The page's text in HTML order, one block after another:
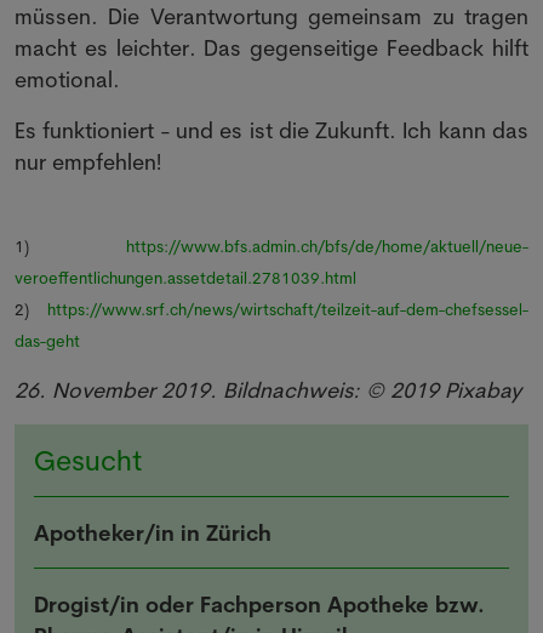
müssen. Die Verantwortung gemeinsam zu tragen
macht es leichter. Das gegenseitige Feedback hilft
emotional.
Es funktioniert - und es ist die Zukunft. Ich kann das
nur empfehlen!
1) https://www.bfs.admin.ch/bfs/de/home/aktuell/neue-
veroeffentlichungen.assetdetail.2781039.html
2) https://www.srf.ch/news/wirtschaft/teilzeit-auf-dem-chefsessel-
das-geht
26. November 2019. Bildnachweis: © 2019 Pixabay
Gesucht
Apotheker/in in Zürich
Drogist/in oder Fachperson Apotheke bzw.